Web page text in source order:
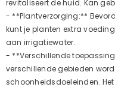
revitaliseert de huid. Kan
- **Plantverzorging:**
kunt je planten extra
aan irrigatiewater.
- **Verschillende
verschillende gebieden
schoonheidsdoeleinden.